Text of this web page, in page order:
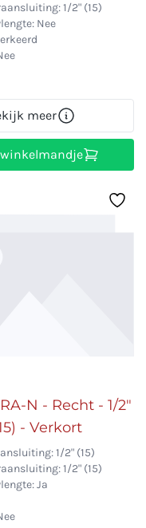
1/2" (15)
Nee
meer
N - Recht - 1/2"
- Verkort
1/2" (15)
1/2" (15)
Ja